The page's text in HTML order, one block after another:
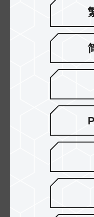
(1) 最高可達7,000
若想追求極速效能，
豫請選擇CARDEA
FORCE內部實驗室
PCIe SSD在CDM測
7,000/5,500 MB/s
7,000/6,900 MB/s
(2) 最高可達5,000